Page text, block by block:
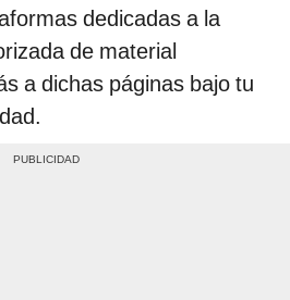
dedicadas a la
de material
a dichas páginas bajo tu